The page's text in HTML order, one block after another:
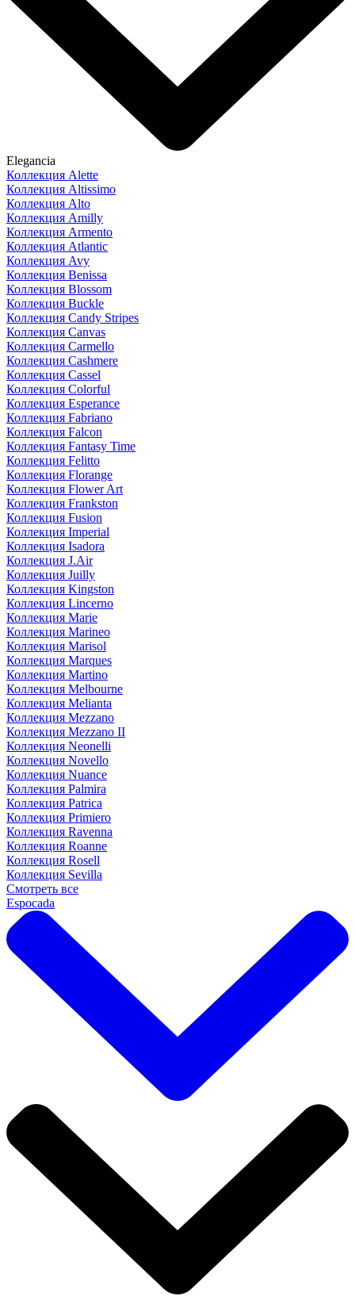
Elegancia
Коллекция Alette
Коллекция Altissimo
Коллекция Alto
Коллекция Amilly
Коллекция Armento
Коллекция Atlantic
Коллекция Avy
Коллекция Benissa
Коллекция Blossom
Коллекция Buckle
Коллекция Candy Stripes
Коллекция Canvas
Коллекция Carmello
Коллекция Cashmere
Коллекция Cassel
Коллекция Colorful
Коллекция Esperance
Коллекция Fabriano
Коллекция Falcon
Коллекция Fantasy Time
Коллекция Felitto
Коллекция Florange
Коллекция Flower Art
Коллекция Frankston
Коллекция Fusion
Коллекция Imperial
Коллекция Isadora
Коллекция J.Air
Коллекция Juilly
Коллекция Kingston
Коллекция Lincerno
Коллекция Marie
Коллекция Marineo
Коллекция Marisol
Коллекция Marques
Коллекция Martino
Коллекция Melbourne
Коллекция Melianta
Коллекция Mezzano
Коллекция Mezzano II
Коллекция Neonelli
Коллекция Novello
Коллекция Nuance
Коллекция Palmira
Коллекция Patrica
Коллекция Primiero
Коллекция Ravenna
Коллекция Roanne
Коллекция Rosell
Коллекция Sevilla
Смотреть все
Espocada